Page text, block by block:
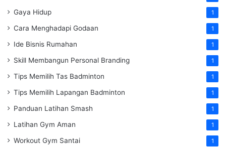
Gaya Hidup 1
Cara Menghadapi Godaan 1
Ide Bisnis Rumahan 1
Skill Membangun Personal Branding 1
Tips Memilih Tas Badminton 1
Tips Memilih Lapangan Badminton 1
Panduan Latihan Smash 1
Latihan Gym Aman 1
Workout Gym Santai 1